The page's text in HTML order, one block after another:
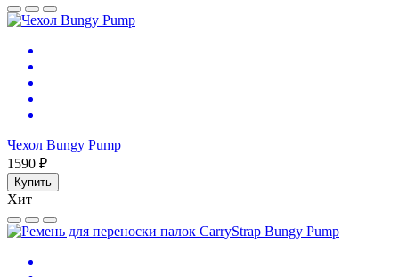
Чехол Bungy Pump
1590 ₽
Купить
Хит